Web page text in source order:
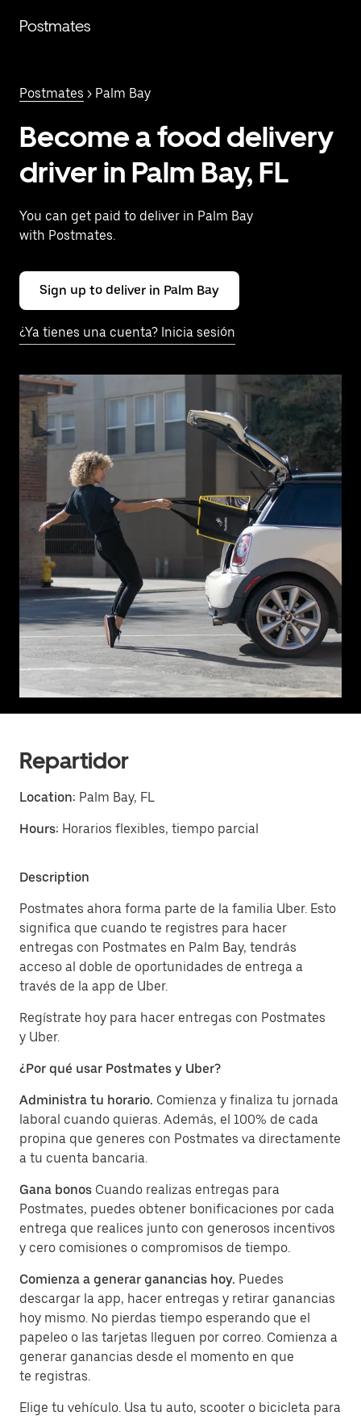
contenido
Postmates
Postmates > Palm Bay
Become a food delivery
driver in Palm Bay, FL
You can get paid to deliver in Palm Bay
with Postmates.
Sign up to deliver in Palm Bay
¿Ya tienes una cuenta? Inicia sesión
Repartidor
Location: Palm Bay, FL
Hours: Horarios flexibles, tiempo parcial
Description
Postmates ahora forma parte de la familia Uber. Esto
significa que cuando te registres para hacer
entregas con Postmates en Palm Bay, tendrás
acceso al doble de oportunidades de entrega a
través de la app de Uber.
Regístrate hoy para hacer entregas con Postmates
y Uber.
¿Por qué usar Postmates y Uber?
Administra tu horario. Comienza y finaliza tu jornada
laboral cuando quieras. Además, el 100% de cada
propina que generes con Postmates va directamente
a tu cuenta bancaria.
Gana bonos Cuando realizas entregas para
Postmates, puedes obtener bonificaciones por cada
entrega que realices junto con generosos incentivos
y cero comisiones o compromisos de tiempo.
Comienza a generar ganancias hoy. Puedes
descargar la app, hacer entregas y retirar ganancias
hoy mismo. No pierdas tiempo esperando que el
papeleo o las tarjetas lleguen por correo. Comienza a
generar ganancias desde el momento en que
te registras.
Elige tu vehículo. Usa tu auto, scooter o bicicleta para